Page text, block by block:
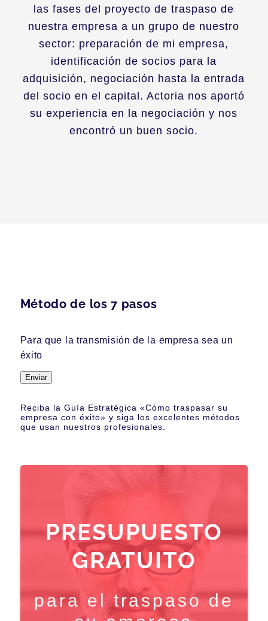
las fases del proyecto de traspaso de
nuestra empresa a un grupo de nuestro
sector: preparación de mi empresa,
identificación de socios para la
adquisición, negociación hasta la entrada
del socio en el capital. Actoria nos aportó
su experiencia en la negociación y nos
encontró un buen socio.
Método de los 7 pasos
Para que la transmisión de la empresa sea un
éxito
Enviar
Reciba la Guía Estratégica «Cómo traspasar su
empresa con éxito» y siga los excelentes métodos
que usan nuestros profesionales.
PRESUPUESTO
GRATUITO
para el traspaso de